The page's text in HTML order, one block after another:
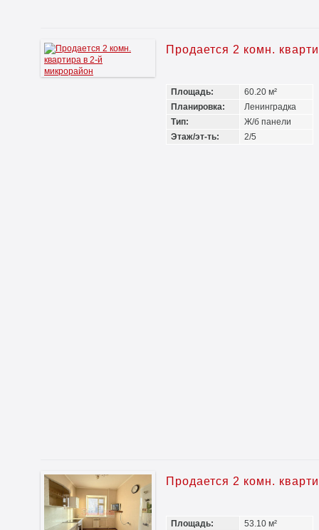
Продается 2 комн.
Площадь:
60.20 м²
Планировка:
Ленинградка
Тип:
Ж/б панели
Этаж/эт-ть:
2/5
Продается 2 комн.
Площадь:
53.10 м²